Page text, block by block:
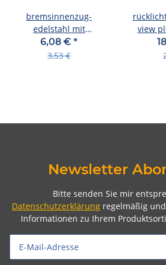
bremsinnenzug-
edelstahl mit
birnennippel 800mm, ø
1,5mm, einzelverpackt
6,08 € *
3,53 €
view
Newsletter
Bitte senden Sie mir
Datenschutzerklärung regelmäßig
Informationen zu Ihrem